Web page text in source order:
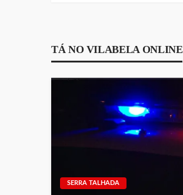
TÁ NO VILABELA ONLINE
SERRA TALHADA